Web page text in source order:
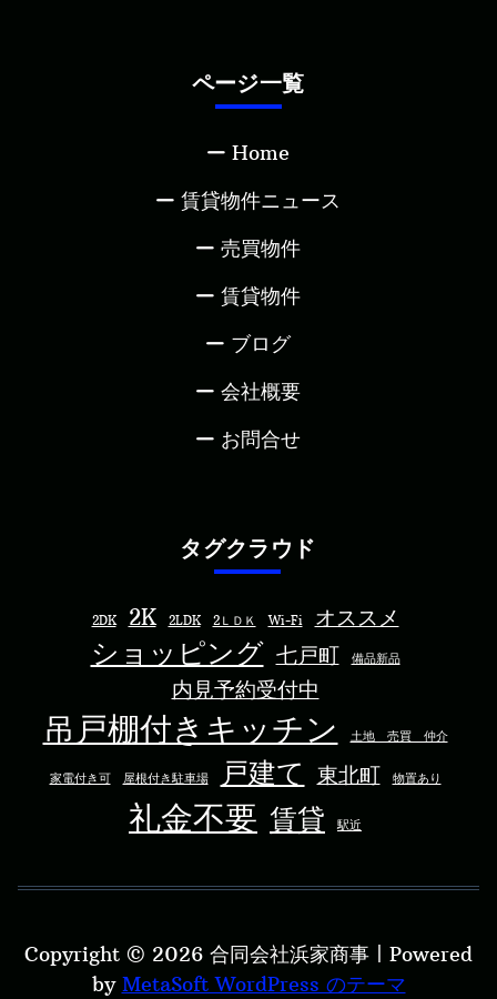
ページ一覧
Home
賃貸物件ニュース
売買物件
賃貸物件
ブログ
会社概要
お問合せ
タグクラウド
2DK 2K 2LDK 2ＬＤＫ Wi-Fi オススメ
ショッピング 七戸町 備品新品
内見予約受付中
吊戸棚付きキッチン 土地 売買 仲介
家電付き可 屋根付き駐車場 戸建て 東北町 物置あり
礼金不要 賃貸 駅近
Copyright © 2026 合同会社浜家商事 | Powered
by MetaSoft WordPress のテーマ